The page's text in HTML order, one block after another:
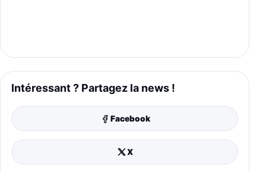
Intéressant ? Partagez la news !
Facebook
X